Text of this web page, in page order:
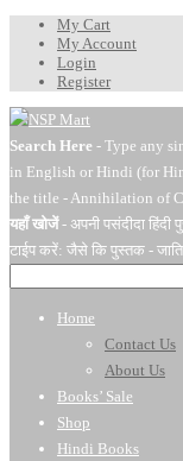
My Cart
My Account
Login
Register
Search Here - Type any
in English or Hindi (for
the title - Annihilation of
यहाँ खोजें- अपनी पसंदीदा
टाईप करें: जैसे कि पुस्तक - जाति
Home
Contact Us
About Us
Books’ Sale
Shop
Hindi Books